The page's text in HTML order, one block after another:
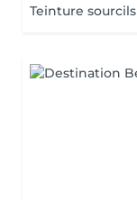
Teinture sourcils